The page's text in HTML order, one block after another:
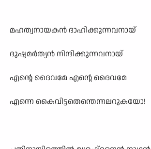
മഹത്വനായകൻ ദാഹിക്കുന്നവനായ്
ദുഷ്ടമർത്യൻ നിന്ദിക്കുന്നവനായ്
എന്റെ ദൈവമേ എന്റെ ദൈവമേ
എന്നെ കൈവിട്ടതെന്തെന്നലറുകയോ!